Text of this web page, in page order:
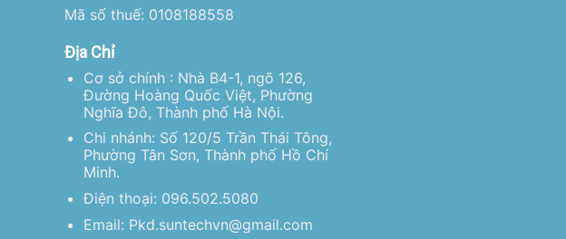
Mã số thuế: 0108188558
Địa Chỉ
Cơ sở chính : Nhà B4-1, ngõ 126,
Đường Hoàng Quốc Việt, Phường
Nghĩa Đô, Thành phố Hà Nội.
Chi nhánh: Số 120/5 Trần Thái Tông,
Phường Tân Sơn, Thành phố Hồ Chí
Minh.
Điện thoại: 096.502.5080
Email: Pkd.suntechvn@gmail.com